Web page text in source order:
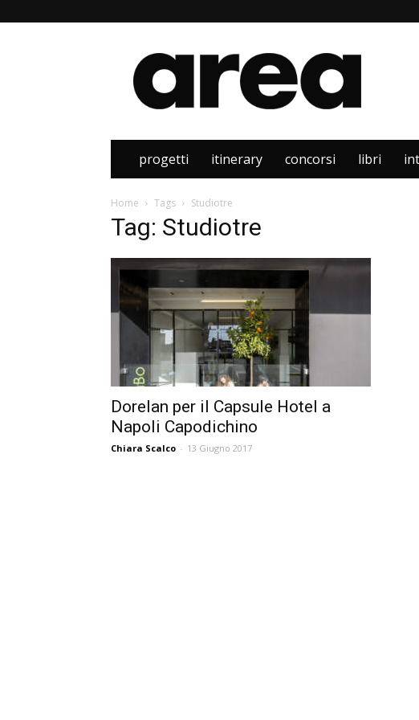
Area
progetti itinerary concorsi libri
Home Tags Studiotre
Tag: Studiotre
Dorelan per il Capsule Hotel a
Napoli Capodichino
Chiara Scalco - 13 Giugno 2017